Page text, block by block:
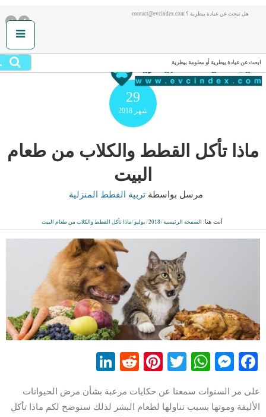
هل تبحث عن عيادة بيطرية ؟ contact@evcindex.com
ابحث عن عيادة بيطرية أو معلومة بيطرية
29
شهر 2018
ماذا تأكل القطط والكلاب من طعام
البيت
مرسل بواسطة تربية القطط المنزلية
أنت هنا: الصفحة الرئيسية/
2018
/ يوليو/ماذا تأكل القطط والكلاب من طعام البيت
Facebook
Messenger
WhatsApp
Twitter
Pinterest
Reddit
على مر السنوات سمعنا عن حكايات مرعبة بشأن مرض الحيوانات
الأليفة وموتها بسبب تناولها لطعام البشر لذلك سنوضح لكم ماذا تأكل